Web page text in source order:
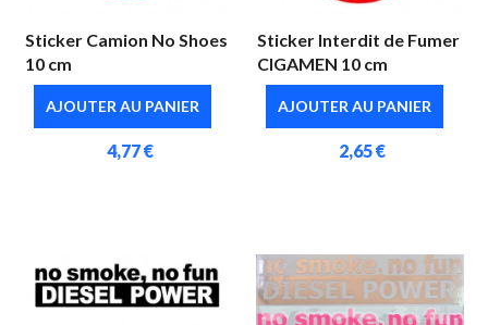
Sticker Camion No Shoes
10 cm
AJOUTER AU PANIER
4,77 €
Sticker Interdit de Fumer
CIGAMEN 10 cm
AJOUTER AU PANIER
2,65 €